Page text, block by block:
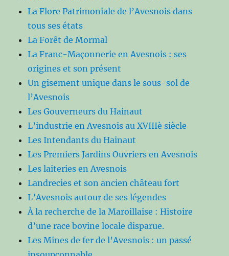
La Flore Patrimoniale de l’Avesnois dans
tous ses états
La Forêt de Mormal
La Franc-Maçonnerie en Avesnois : ses
origines et son présent
Un gisement unique dans le sous-sol de
l’Avesnois
Les Gouverneurs du Hainaut
L’industrie en Avesnois au XVIIIè siècle
Les Intendants du Hainaut
Les Premiers Jardins Ouvriers en Avesnois
Les laiteries en Avesnois
Landrecies et son ancien château fort
L’Avesnois autour de ses légendes
À la recherche de la Maroillaise : Histoire
d’une race bovine locale disparue.
Les Mines de fer de l’Avesnois : un passé